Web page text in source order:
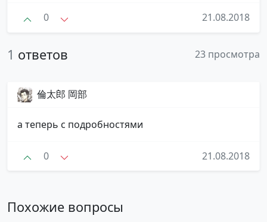
0 21.08.2018
1 ответов 23 просмотра
倫太郎 岡部
а теперь с подробностями
0 21.08.2018
Похожие вопросы